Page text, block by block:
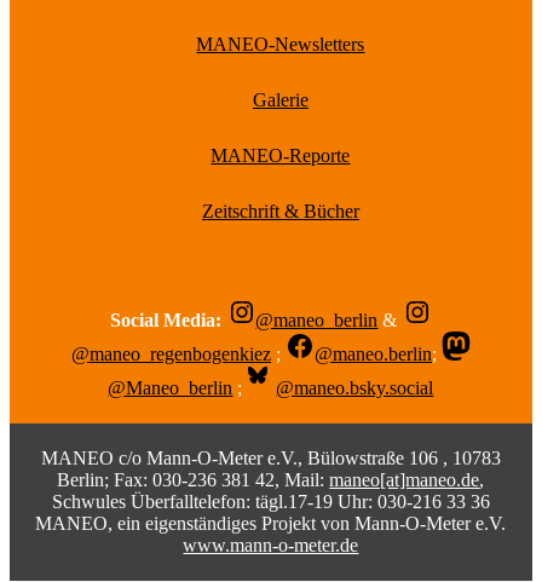
MANEO-Newsletters
Galerie
MANEO-Reporte
Zeitschrift & Bücher
Social Media: @maneo_berlin &
@maneo_regenbogenkiez ; @maneo.berlin;
@Maneo_berlin ; @maneo.bsky.social
MANEO c/o Mann-O-Meter e.V., Bülowstraße 106 , 10783
Berlin; Fax: 030-236 381 42, Mail:maneo[at]maneo.de,
Schwules Überfalltelefon: tägl.17-19 Uhr: 030-216 33 36
MANEO, ein eigenständiges Projekt von Mann-O-Meter e.V.
www.mann-o-meter.de